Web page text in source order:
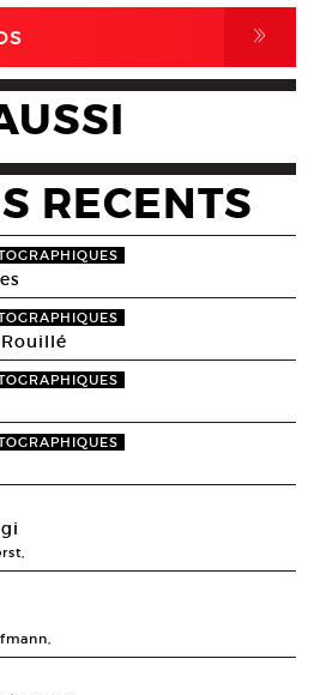
,
RECENTS